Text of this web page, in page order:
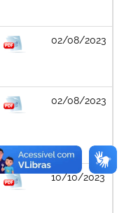
02/08/2023
02/08/2023
10/10/2023